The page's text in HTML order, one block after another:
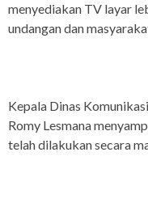
menyediakan TV layar
undangan dan
Kepala Dinas
Romy Lesmana
telah dilakukan secara